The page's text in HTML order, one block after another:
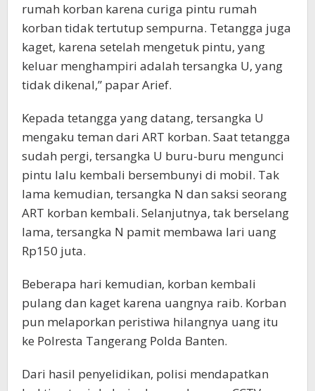
rumah korban karena curiga pintu rumah
korban tidak tertutup sempurna. Tetangga juga
kaget, karena setelah mengetuk pintu, yang
keluar menghampiri adalah tersangka U, yang
tidak dikenal,” papar Arief.
Kepada tetangga yang datang, tersangka U
mengaku teman dari ART korban. Saat tetangga
sudah pergi, tersangka U buru-buru mengunci
pintu lalu kembali bersembunyi di mobil. Tak
lama kemudian, tersangka N dan saksi seorang
ART korban kembali. Selanjutnya, tak berselang
lama, tersangka N pamit membawa lari uang
Rp150 juta.
Beberapa hari kemudian, korban kembali
pulang dan kaget karena uangnya raib. Korban
pun melaporkan peristiwa hilangnya uang itu
ke Polresta Tangerang Polda Banten.
Dari hasil penyelidikan, polisi mendapatkan